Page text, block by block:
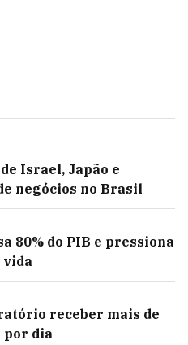
Israel, Japão e
negócios no Brasil
80% do PIB e pressiona
vida
receber mais de
por dia